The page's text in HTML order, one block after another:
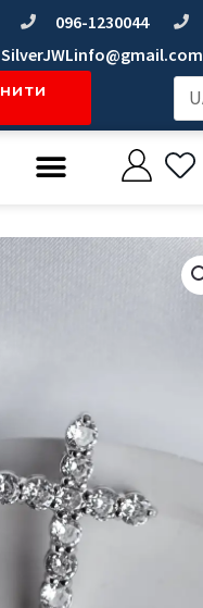
096-1230044
SilverJWLinfo@gmail.com
Меню